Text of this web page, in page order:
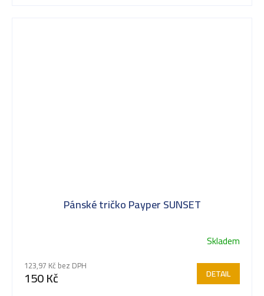
Pánské tričko Payper SUNSET
Skladem
123,97 Kč bez DPH
150 Kč DETAIL